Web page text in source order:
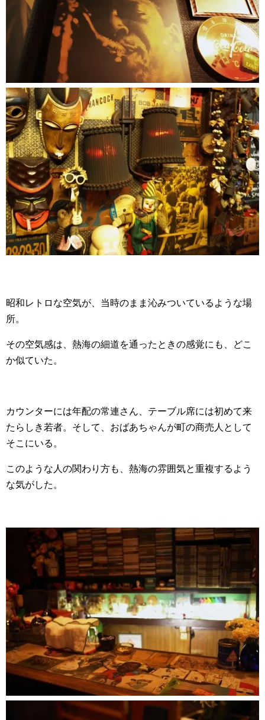
昭和レトロな空気が、当時のまま沁みついているような場
所。
その空気感は、熱海の細道を通ったときの感覚にも、どこ
か似ていた。
カウンターには年配の常連さん、テーブル席には初めて来
たらしき若者。そして、おばあちゃんが町の商売人として
そこにいる。
このような人の関わり方も、熱海の雰囲気と重複するよう
な気がした。